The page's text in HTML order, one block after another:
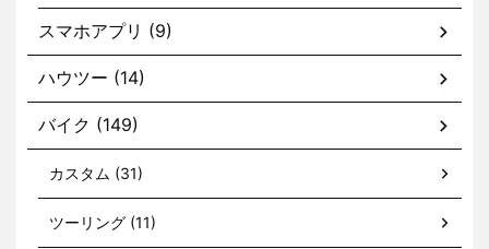
スマホアプリ (9)
ハウツー (14)
バイク (149)
カスタム (31)
ツーリング (11)